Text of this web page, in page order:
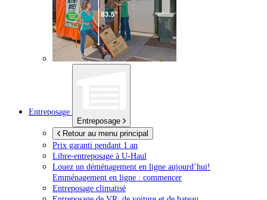
Entreposage
Entreposage
Retour au menu principal
Prix garanti pendant 1 an
Libre-entreposage à U-Haul
Louez un déménagement en ligne aujourd’hui!
Emménagement en ligne : commencer
Entreposage climatisé